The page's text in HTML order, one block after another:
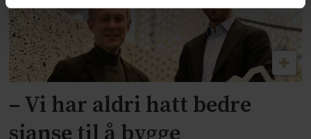
antibiotika. De viktigste driverne for
utviklingen av AMR er overforbruk og
feilbruk av antimikrobielle midler.
– Vi har aldri hatt bedre